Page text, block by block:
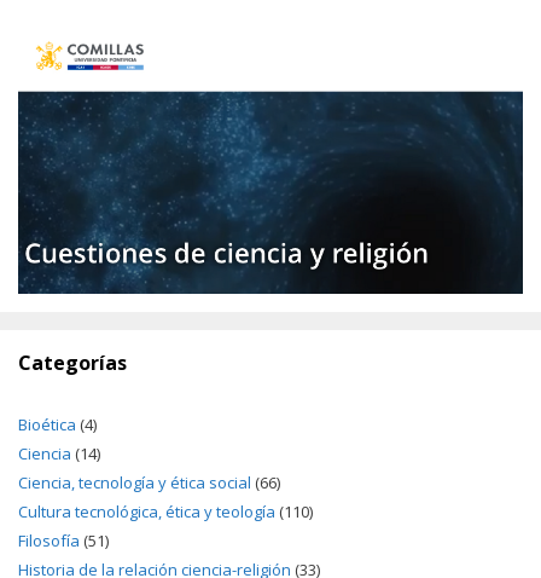
Categorías
Bioética (4)
Ciencia (14)
Ciencia, tecnología y ética social (66)
Cultura tecnológica, ética y teología (110)
Filosofía (51)
Historia de la relación ciencia-religión (33)